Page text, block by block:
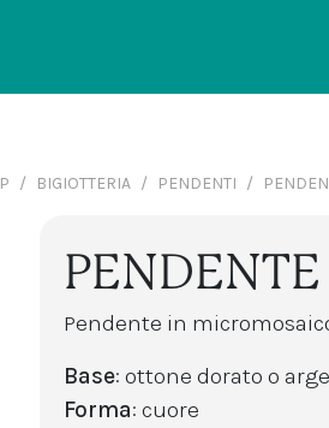
BIGIOTTERIA PENDENTI
Pendente in
Base: ottone dorato o
Forma: cuore